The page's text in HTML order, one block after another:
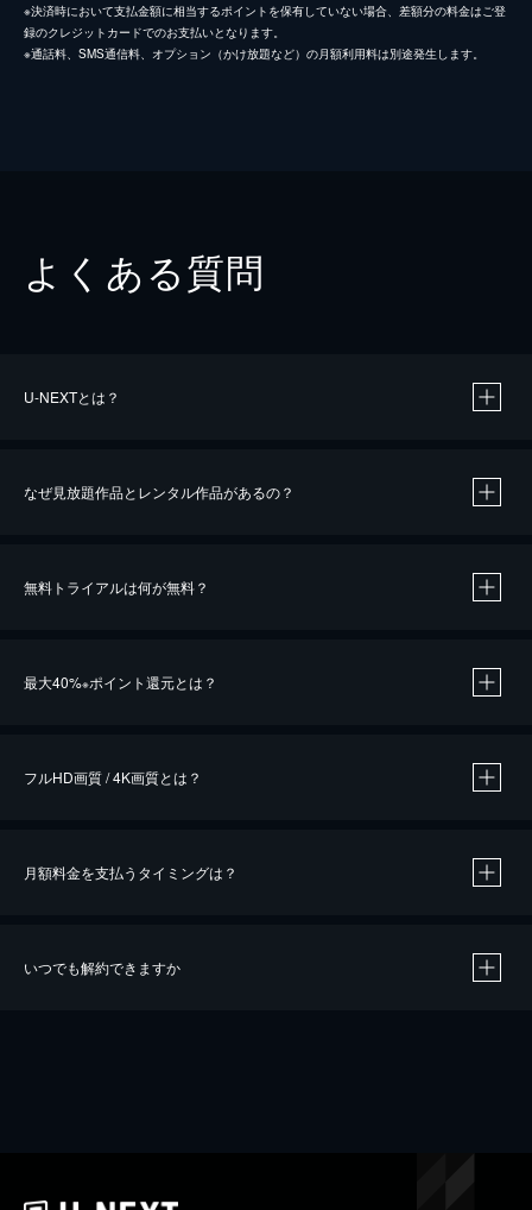
※決済時において支払金額に相当するポイントを保有していない場合、差額分の料金はご登
録のクレジットカードでのお支払いとなります。
※通話料、SMS通信料、オプション（かけ放題など）の月額利用料は別途発生します。
よくある質問
U-NEXTとは？
なぜ見放題作品とレンタル作品があるの？
無料トライアルは何が無料？
最大40%※ポイント還元とは？
※40％ポイント還元の対象は、クレジットカード決済による作品の購入 / レンタルです。
iOSアプリのUコイン決済による作品の購入 / レンタルは、20％のポイント還元です。
フルHD画質 / 4K画質とは？
月額料金を支払うタイミングは？
いつでも解約できますか